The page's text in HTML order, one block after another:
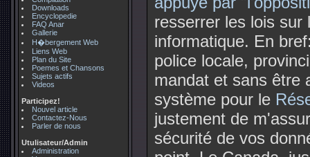
Downloads
Encyclopedie
FAQ Anar
Gallerie
H�bergement Web
Liens Web
Plan du Site
Poemes et Chansons
Sujets actifs
Videos
Participez!
Nouvel article
Contactez-Nous
Parler de nous
Utulisateur/Admin
Administration
resserrer les lois sur
informatique. En
police locale,
mandat et sans être
système pour le
justement de
sécurité de vos